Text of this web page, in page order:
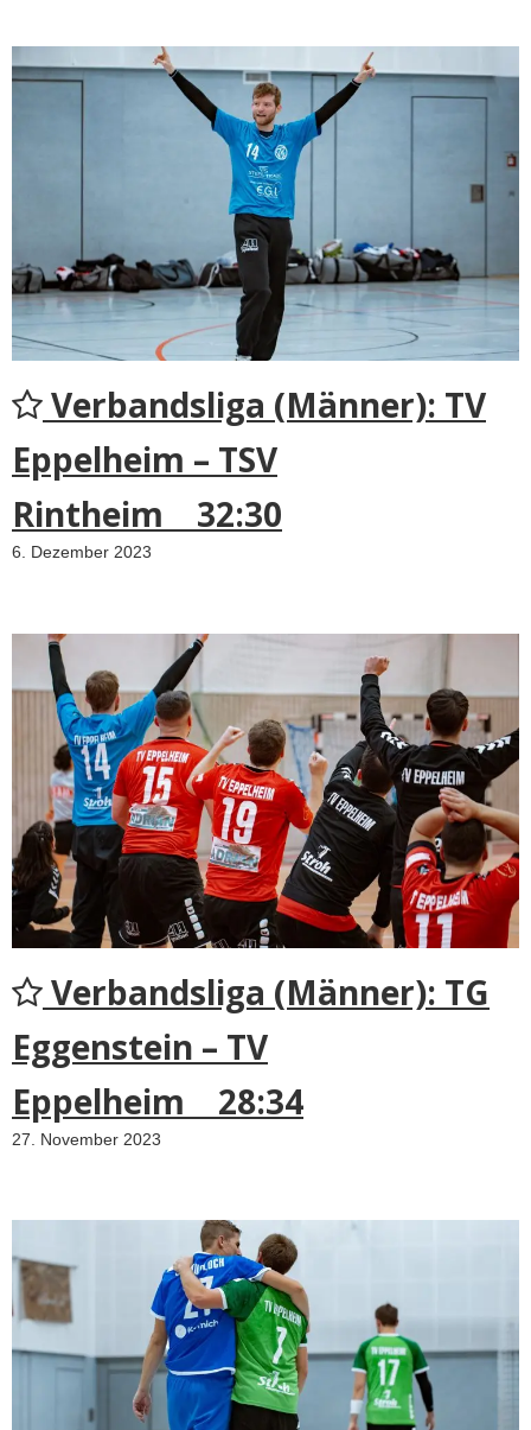
Verbandsliga (Männer): TV
Eppelheim – TSV
Rintheim 32:30
6. Dezember 2023
Verbandsliga (Männer): TG
Eggenstein – TV
Eppelheim 28:34
27. November 2023